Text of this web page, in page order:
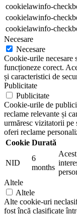
cookielawinfo-
cookielawinfo-
cookielawinfo-
Necesare
Necesare
Cookie-urile necesare
funcționeze corect.
și caracteristici de
Publicitate
Publicitate
Cookie-urile de
reclame relevante și
urmăresc vizitatorii pe
oferi reclame
Cookie Durată
NID
6
months
Altele
Altele
Alte cookie-uri
fost încă clasificate